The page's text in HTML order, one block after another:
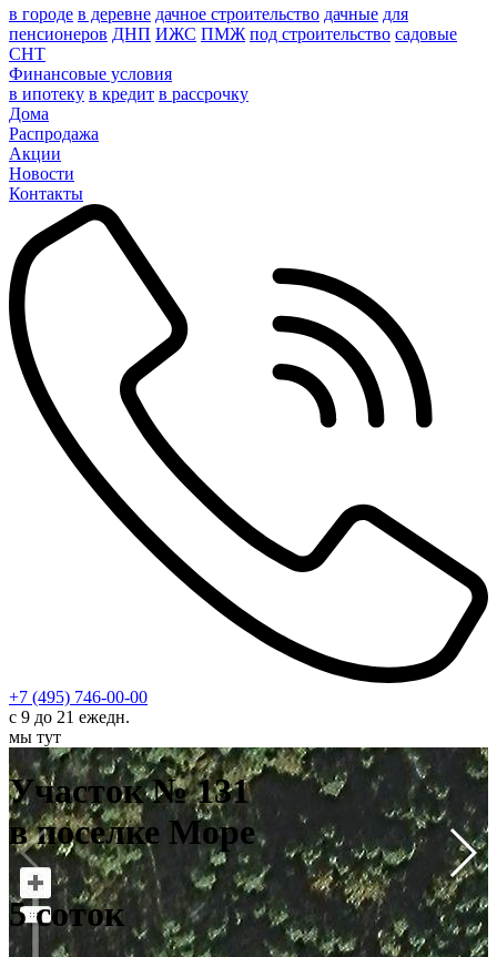
в городе в деревне дачное строительство дачные для
пенсионеров ДНП ИЖС ПМЖ под строительство садовые
СНТ
Финансовые условия
в ипотеку в кредит в рассрочку
Дома
Распродажа
Акции
Новости
Контакты
+7 (495) 746-00-00
с 9 до 21 ежедн.
мы тут
Участок № 131
в поселке Море
5 соток